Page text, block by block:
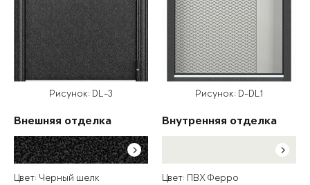
Рисунок: DL-3
Внешняя отделка
Цвет: Черный шелк
Рисунок: D-DL1
Внутренняя отделка
Цвет: ПВХ Ферро